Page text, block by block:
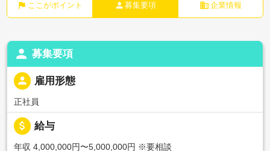
flag ここがポイント person 募集要項 business 企業情報
person 募集要項
person 雇用形態
正社員
attach_money 給与
年収 4,000,000円〜5,000,000円 ※要相談